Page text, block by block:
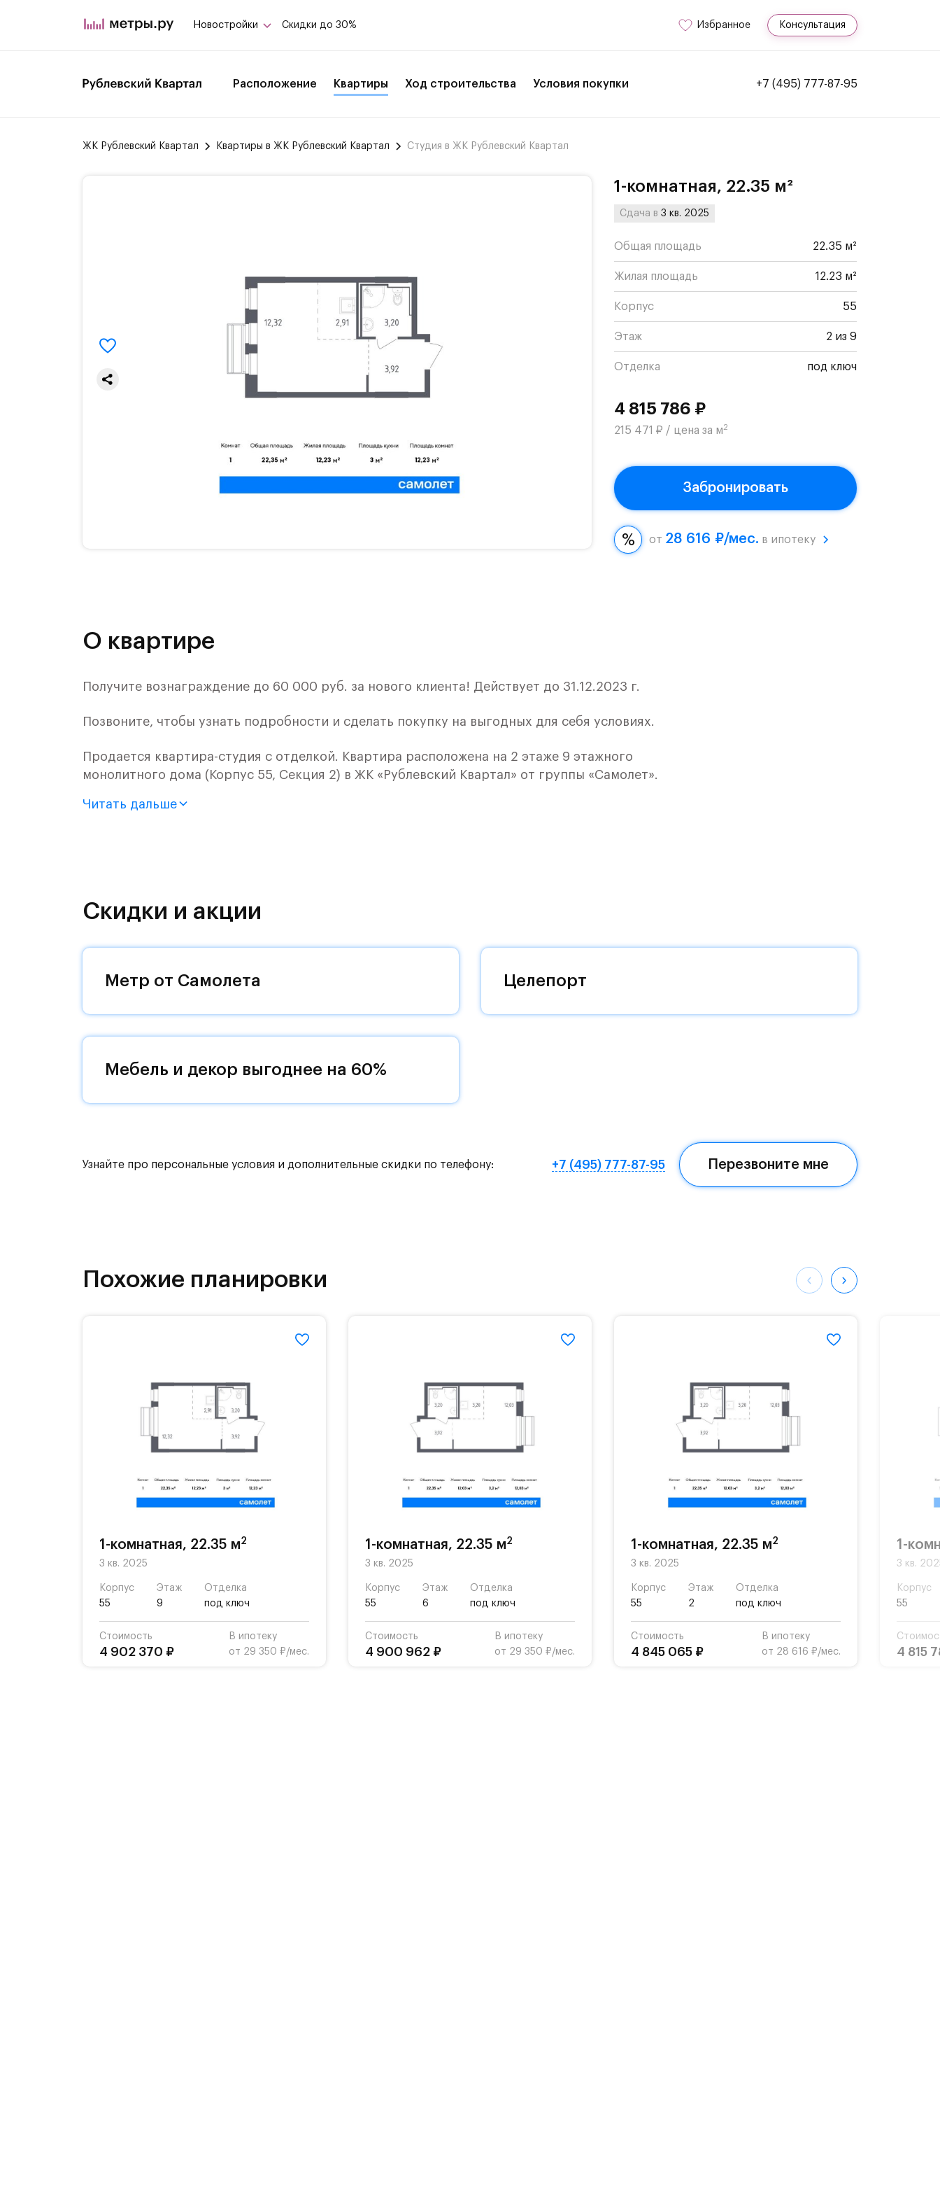
Новостройки Скидки до 30% Избранное Консультация
Расположение Квартиры Ход строительства Условия покупки +7 (495) 777-87-95
ЖК Рублевский Квартал Квартиры в ЖК Рублевский Квартал Студия в ЖК Рублевский Квартал
1-комнатная, 22.35 м²
Сдача в3 кв. 2025
Общая площадь 22.35 м²
Жилая площадь 12.23 м²
Корпус 55
Этаж 2 из 9
Отделка под ключ
4 815 786 ₽
215 471 ₽ / цена за м2
Забронировать
от 28 616 ₽/мес. в ипотеку
О квартире
Получите вознаграждение до 60 000 руб. за нового клиента! Действует до 31.12.2023 г.
Позвоните, чтобы узнать подробности и сделать покупку на выгодных для себя условиях.
Продается квартира-студия с отделкой. Квартира расположена на 2 этаже 9 этажного
монолитного дома (Корпус 55, Секция 2) в ЖК «Рублевский Квартал» от группы «Самолет».
Цена указана с учетом готовой отделки и кухни.
направления и возможность удобно добраться до столицы.
Уютная малоэтажная застройка, евроквартиры с чистовой отделкой, закрытый двор без
возвращаться.
Поблизости расположено новое наземное метро МЦД «Одинцово».
До МКАД можно добраться за 15 минут на «Северный обход Одинцово».
детей есть возможность посещения частной гимназии «Жуковка».
Территория квартала приватная, въезд осуществляется по пропускам.#yan19-2r1521025#
Читать дальше
Скидки и акции
Метр от Самолета Целепорт
Мебель и декор выгоднее на 60%
Узнайте про персональные условия и дополнительные скидки по телефону: +7 (495) 777-87-95 Перезвоните мне
Похожие планировки
1-комнатная, 22.35 м2
3 кв. 2025
Корпус
55
Этаж
9
Отделка
под ключ
Стоимость
4 902 370 ₽
В ипотеку
от 29 350 ₽/мес.
1-комнатная, 22.35 м2
3 кв. 2025
Корпус
55
Этаж
6
Отделка
под ключ
Стоимость
4 900 962 ₽
В ипотеку
от 29 350 ₽/мес.
1-комнатная, 22.35 м2
3 кв. 2025
Корпус
55
Этаж
2
Отделка
под ключ
Стоимость
4 845 065 ₽
В ипотеку
от 28 616 ₽/мес.
1-
3 кв.
Корпус
55
4 815